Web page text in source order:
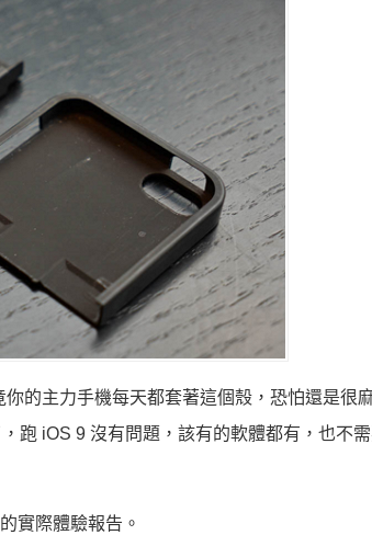
的主力手機每天都套著這個殼，恐怕還是很
跑 iOS 9 沒有問題，該有的軟體都有，也不
實際體驗報告。